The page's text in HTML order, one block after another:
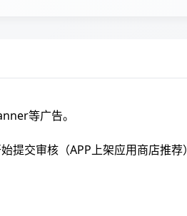
等广告。
提交审核（APP上架应用商店推荐）